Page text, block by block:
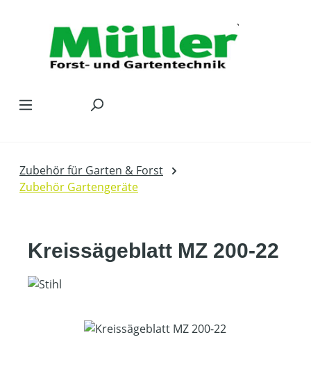
Zubehör für Garten & Forst
Zubehör Gartengeräte
Kreissägeblatt MZ 200-22
Bildergalerie überspringen